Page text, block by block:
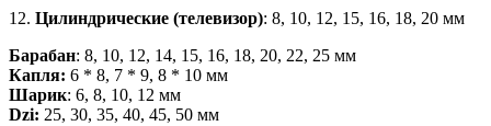
12. Цилиндрические (телевизор): 8, 10, 12, 15, 16, 18, 20 мм
Барабан: 8, 10, 12, 14, 15, 16, 18, 20, 22, 25 мм
Капля: 6 * 8, 7 * 9, 8 * 10 мм
Шарик: 6, 8, 10, 12 мм
Dzi: 25, 30, 35, 40, 45, 50 мм